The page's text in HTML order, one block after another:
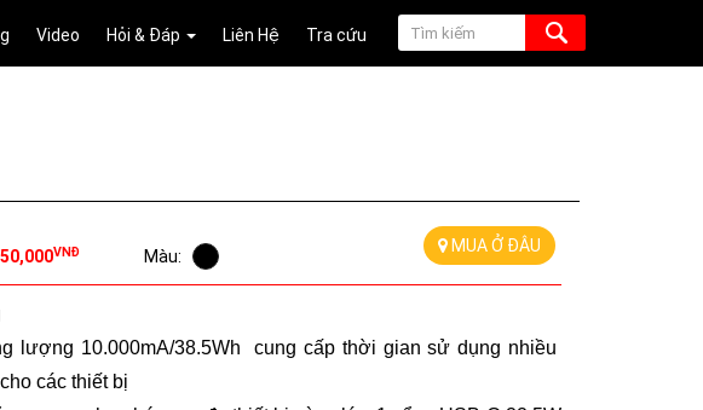
Video Hỏi & Đáp Liên Hệ Tra cứu
VNĐ Màu:
MUA Ở ĐÂU
lượng 10.000mA/38.5Wh  cung cấp thời gian sử dụng nhiều
các thiết bị